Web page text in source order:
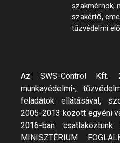
szakmérnök,
szakértő,
tűzvédelmi
Az SWS-Control Kft.
munkavédelmi-,
feladatok ellátásával,
2005-2013 között egyéni
2016-ban csatlakoztunk
MINISZTÉRIUM